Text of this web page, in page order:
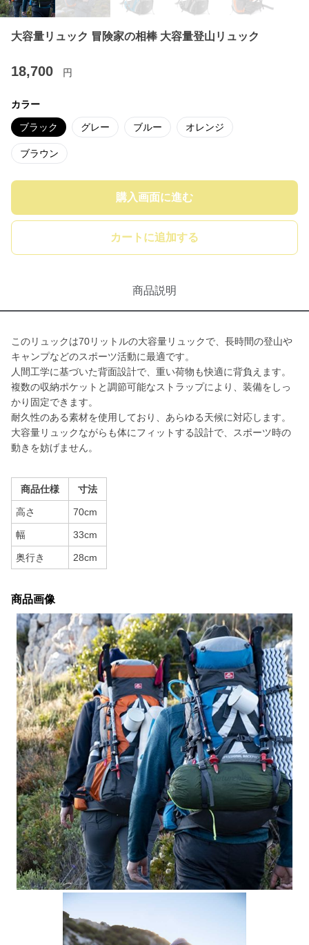
大容量リュック 冒険家の相棒 大容量登山リュック
18,700 円
カラー
ブラック グレー ブルー オレンジ
ブラウン
購入画面に進む
カートに追加する
商品説明
このリュックは70リットルの大容量リュックで、長時間の登山や
キャンプなどのスポーツ活動に最適です。
人間工学に基づいた背面設計で、重い荷物も快適に背負えます。
複数の収納ポケットと調節可能なストラップにより、装備をしっ
かり固定できます。
耐久性のある素材を使用しており、あらゆる天候に対応します。
大容量リュックながらも体にフィットする設計で、スポーツ時の
動きを妨げません。
商品仕様 寸法
高さ 70cm
幅 33cm
奥行き 28cm
商品画像